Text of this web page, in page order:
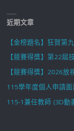
近期文章
【金榜題名】狂賀第
【競賽得獎】第22屆
【競賽得獎】2026放
115學年度個人申請
115-1兼任教師 (3D動